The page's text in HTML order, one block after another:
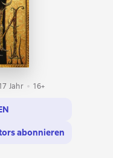
Jahr 16+
abonnieren